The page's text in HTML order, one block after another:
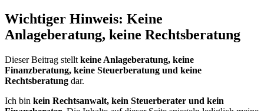
Wichtiger Hinweis: Keine
Anlageberatung, keine Rechtsberatung
Dieser Beitrag stellt keine Anlageberatung, keine
Finanzberatung, keine Steuerberatung und keine
Rechtsberatung dar.
Ich bin kein Rechtsanwalt, kein Steuerberater und kein